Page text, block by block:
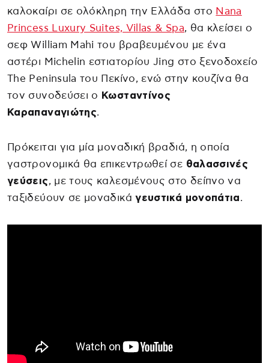
καλοκαίρι σε ολόκληρη την Ελλάδα στο Nana
Princess Luxury Suites, Villas & Spa, θα κλείσει ο
σεφ William Mahi του βραβευμένου με ένα
αστέρι Michelin εστιατορίου Jing στο ξενοδοχείο
The Peninsula του Πεκίνο, ενώ στην κουζίνα θα
τον συνοδεύσει ο Κωσταντίνος
Καραπαναγιώτης.
Πρόκειται για μία μοναδική βραδιά, η οποία
γαστρονομικά θα επικεντρωθεί σε θαλασσινές
γεύσεις, με τους καλεσμένους στο δείπνο να
ταξιδεύουν σε μοναδικάγευστικά μονοπάτια.